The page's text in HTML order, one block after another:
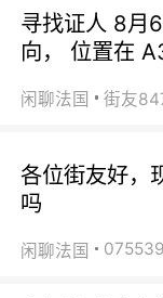
寻找证人 8月
向， 位置在
闲聊法国
各位街友好，
吗
闲聊法国